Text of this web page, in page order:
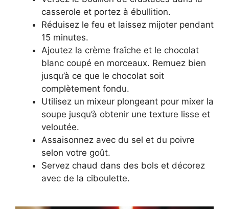
casserole et portez à ébullition.
Réduisez le feu et laissez mijoter pendant
15 minutes.
Ajoutez la crème fraîche et le chocolat
blanc coupé en morceaux. Remuez bien
jusqu’à ce que le chocolat soit
complètement fondu.
Utilisez un mixeur plongeant pour mixer la
soupe jusqu’à obtenir une texture lisse et
veloutée.
Assaisonnez avec du sel et du poivre
selon votre goût.
Servez chaud dans des bols et décorez
avec de la ciboulette.